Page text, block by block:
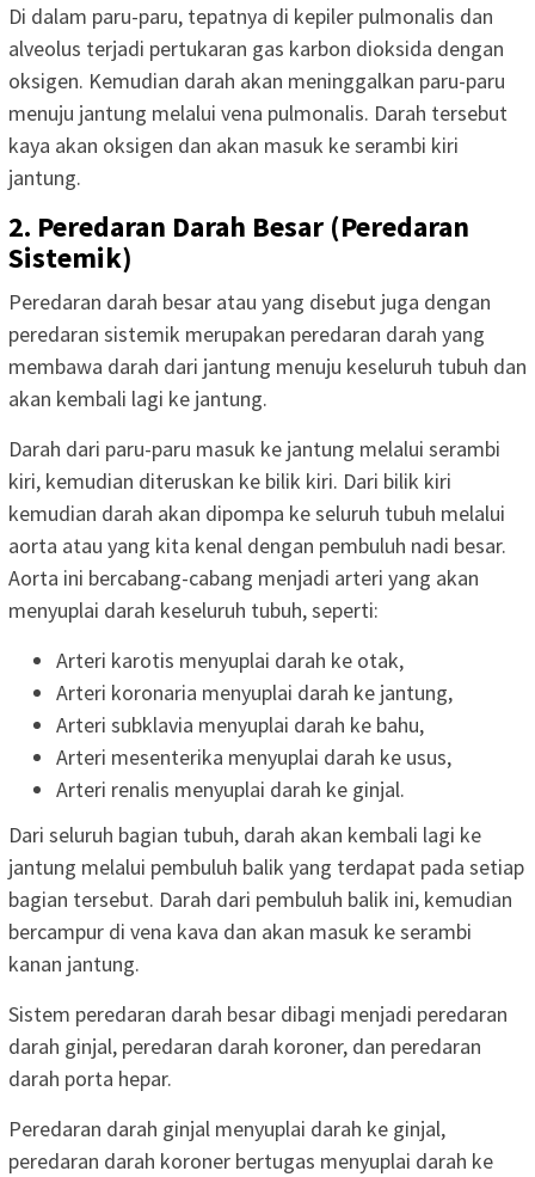
Di dalam paru-paru, tepatnya di kepiler pulmonalis dan
alveolus terjadi pertukaran gas karbon dioksida dengan
oksigen. Kemudian darah akan meninggalkan paru-paru
menuju jantung melalui vena pulmonalis. Darah tersebut
kaya akan oksigen dan akan masuk ke serambi kiri
jantung.
2. Peredaran Darah Besar (Peredaran
Sistemik)
Peredaran darah besar atau yang disebut juga dengan
peredaran sistemik merupakan peredaran darah yang
membawa darah dari jantung menuju keseluruh tubuh dan
akan kembali lagi ke jantung.
Darah dari paru-paru masuk ke jantung melalui serambi
kiri, kemudian diteruskan ke bilik kiri. Dari bilik kiri
kemudian darah akan dipompa ke seluruh tubuh melalui
aorta atau yang kita kenal dengan pembuluh nadi besar.
Aorta ini bercabang-cabang menjadi arteri yang akan
menyuplai darah keseluruh tubuh, seperti:
Arteri karotis menyuplai darah ke otak,
Arteri koronaria menyuplai darah ke jantung,
Arteri subklavia menyuplai darah ke bahu,
Arteri mesenterika menyuplai darah ke usus,
Arteri renalis menyuplai darah ke ginjal.
Dari seluruh bagian tubuh, darah akan kembali lagi ke
jantung melalui pembuluh balik yang terdapat pada setiap
bagian tersebut. Darah dari pembuluh balik ini, kemudian
bercampur di vena kava dan akan masuk ke serambi
kanan jantung.
Sistem peredaran darah besar dibagi menjadi peredaran
darah ginjal, peredaran darah koroner, dan peredaran
darah porta hepar.
Peredaran darah ginjal menyuplai darah ke ginjal,
peredaran darah koroner bertugas menyuplai darah ke